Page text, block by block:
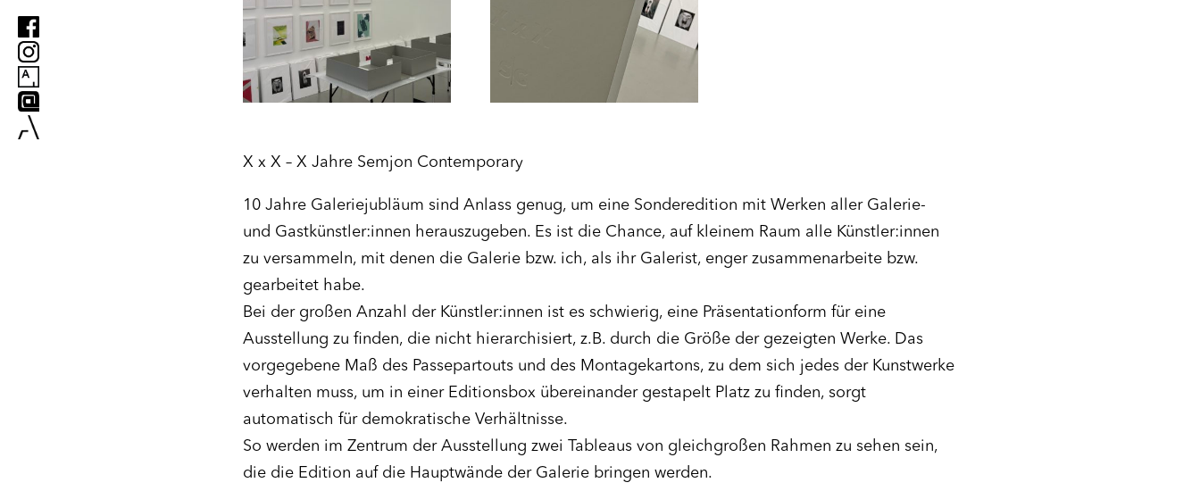
X x X – X Jahre Semjon Contemporary
10 Jahre Galeriejubläum sind Anlass genug, um eine Sonderedition mit Werken aller Galerie-
und Gastkünstler:innen herauszugeben. Es ist die Chance, auf kleinem Raum alle Künstler:innen
zu versammeln, mit denen die Galerie bzw. ich, als ihr Galerist, enger zusammenarbeite bzw.
gearbeitet habe.
Bei der großen Anzahl der Künstler:innen ist es schwierig, eine Präsentationform für eine
Ausstellung zu finden, die nicht hierarchisiert, z.B. durch die Größe der gezeigten Werke. Das
vorgegebene Maß des Passepartouts und des Montagekartons, zu dem sich jedes der Kunstwerke
verhalten muss, um in einer Editionsbox übereinander gestapelt Platz zu finden, sorgt
automatisch für demokratische Verhältnisse.
So werden im Zentrum der Ausstellung zwei Tableaus von gleichgroßen Rahmen zu sehen sein,
die die Edition auf die Hauptwände der Galerie bringen werden.